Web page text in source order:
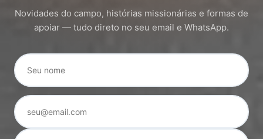
Novidades do campo, histórias missionárias e formas de
apoiar — tudo direto no seu email e WhatsApp.